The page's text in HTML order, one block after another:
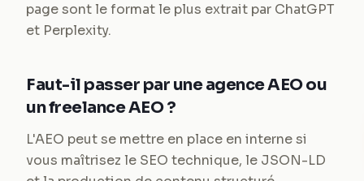
page sont le format le plus extrait par ChatGPT
et Perplexity.
Faut-il passer par une agence AEO ou
un freelance AEO ?
L'AEO peut se mettre en place en interne si
vous maîtrisez le SEO technique, le JSON-LD